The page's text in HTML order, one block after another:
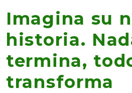
Imagina su
historia.
termina,
transforma